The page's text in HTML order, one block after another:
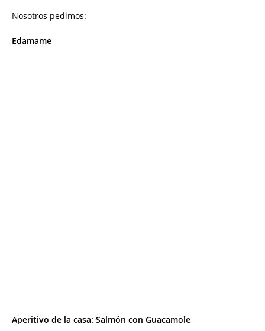
Nosotros pedimos:
Edamame
Aperitivo de la casa: Salmón con Guacamole